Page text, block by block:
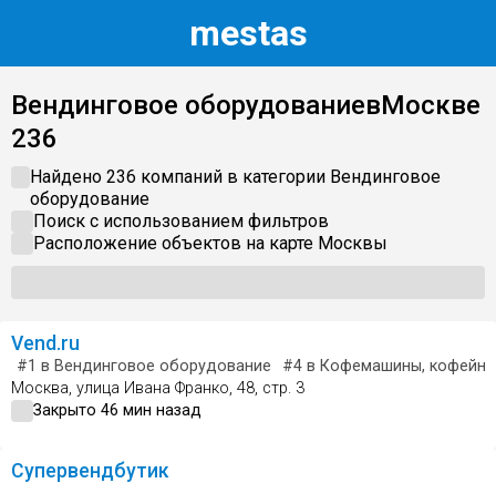
mestas
Вендинговое оборудованиевМоскве
236
Найдено 236 компаний в категории Вендинговое
оборудование
Поиск с использованием фильтров
Расположение объектов на карте Москвы
Vend.ru
#1 в Вендинговое оборудование #4 в Кофемашины,
Москва, улица Ивана Франко, 48, стр. 3
Закрыто 46 мин назад
Супервендбутик